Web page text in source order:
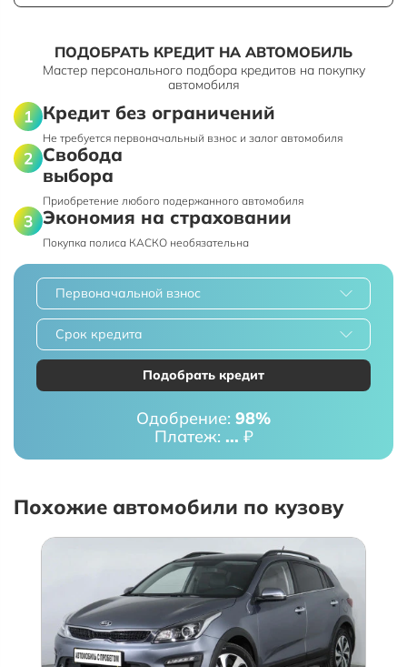
ПОДОБРАТЬ КРЕДИТ НА АВТОМОБИЛЬ
Мастер персонального подбора кредитов на покупку
автомобиля
Кредит без ограничений
Не требуется первоначальный взнос и залог автомобиля
Свобода
выбора
Приобретение любого подержанного автомобиля
Экономия на страховании
Покупка полиса КАСКО необязательна
Первоначальной взнос
Срок кредита
Подобрать кредит
Одобрение: 98%
Платеж: ... ₽
Похожие автомобили по кузову